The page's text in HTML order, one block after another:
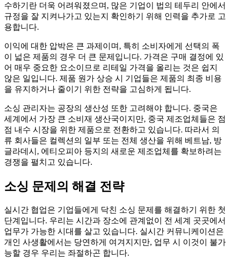
수하기란 더욱 어려워졌으며, 많은 기업이 법의 테두리 안에서
규정을 잘 지켜나가고 있는지 확인하기 위해 인력을 추가로 고
용합니다.
이익에 대한 압박은 큰 과제이며, 특히 소비자에게 선택의 폭
이 넓은 제품의 경우 더 큰 문제입니다. 가격은 구매 결정에 있
어 매우 중요한 요소이므로 리테일 가격을 올리는 것은 쉽지
않은 일입니다. 제품 원가 상승 시 기업들은 제품의 최종 비용
을 유지하거나 줄이기 위한 전략을 고심하게 됩니다.
소싱 관리자는 공장의 생산성 또한 고려해야 합니다. 중국은
세계에서 가장 큰 소비재 생산국이지만, 중국 제조업체들은 점
점 내수 시장을 위한 제품으로 전환하고 있습니다. 따라서 의
류 회사들은 컬렉션의 일부 또는 전체 생산을 위해 베트남, 방
글라데시, 에티오피아 등지의 새로운 제조업체를 확보하려는
경쟁을 펼치고 있습니다.
소싱 문제의 해결 전략
실시간 협업은 기업들에게 닥친 소싱 문제를 해결하기 위한 첫
단계입니다. 우리는 시간과 장소에 관계없이 전 세계 곳곳에서
업무가 가능한 시대를 살고 있습니다. 실시간 커뮤니케이션은
개인 사생활에서는 당연하게 여겨지지만, 업무 시 이것이 불가
능할 경우 우리는 좌절하곤 합니다.